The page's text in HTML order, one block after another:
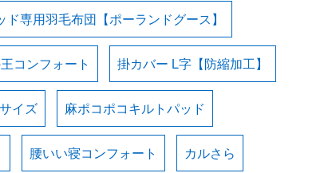
ド専用羽毛布団【ポーランドグース】
コンフォート 掛カバー L字【防縮加工】
イズ 麻ポコポコキルトパッド
腰いい寝コンフォート カルさら